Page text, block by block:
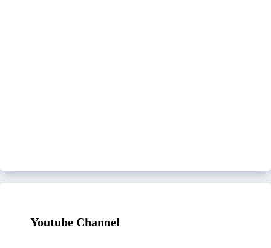
Youtube Channel